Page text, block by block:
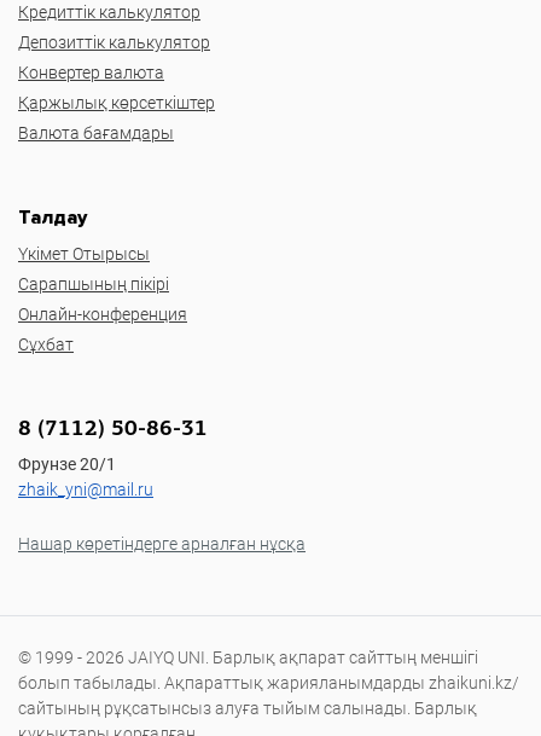
Кредиттік калькулятор
Депозиттік калькулятор
Конвертер валюта
Қаржылық көрсеткіштер
Валюта бағамдары
Талдау
Үкімет Отырысы
Сарапшының пікірі
Онлайн-конференция
Сұхбат
8 (7112) 50-86-31
Фрунзе 20/1
zhaik_yni@mail.ru
Нашар көретіндерге арналған нұсқа
© 1999 - 2026 JAIYQ UNI. Барлық ақпарат сайттың меншігі
болып табылады. Ақпараттық жарияланымдарды zhaikuni.kz/
сайтының рұқсатынсыз алуға тыйым салынады. Барлық